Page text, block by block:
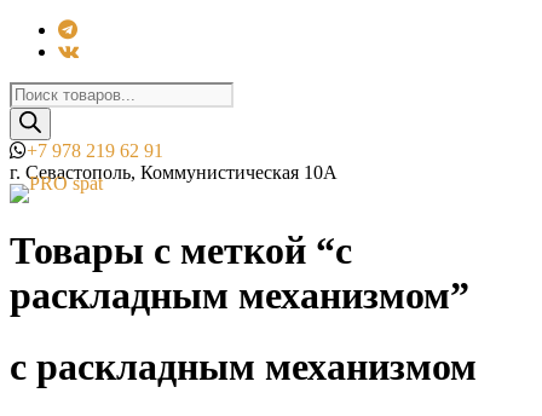
Поиск
товаров
+7 978 219 62 91
г. Севастополь, Коммунистическая 10А
Товары с меткой “с
раскладным механизмом”
с раскладным механизмом